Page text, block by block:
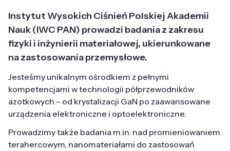
Instytut Wysokich Ciśnień Polskiej Akademii
Nauk (IWC PAN) prowadzi badania z zakresu
fizyki i inżynierii materiałowej, ukierunkowane
na zastosowania przemysłowe.
Jesteśmy unikalnym ośrodkiem z pełnymi
kompetencjami w technologii półprzewodników
azotkowych – od krystalizacji GaN po zaawansowane
urządzenia elektroniczne i optoelektroniczne.
Prowadzimy także badania m.in. nad promieniowaniem
terahercowym, nanomateriałami do zastosowań